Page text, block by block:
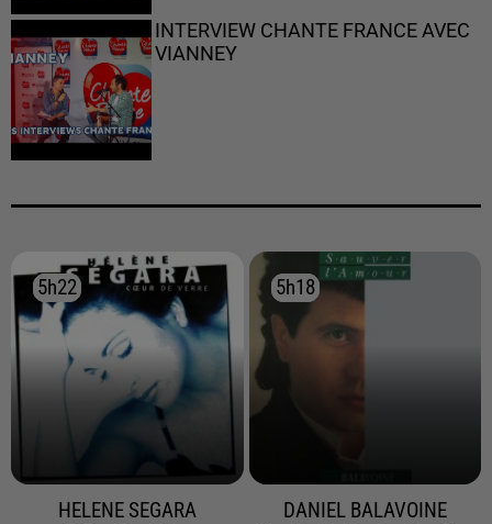
INTERVIEW CHANTE FRANCE AVEC
VIANNEY
5h22
5h22
HELENE SEGARA
5h18
5h18
DANIEL BALAVOINE